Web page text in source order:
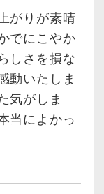
がりが素晴
でにこやか
しさを損な
動いたしま
気がしま
当によかっ